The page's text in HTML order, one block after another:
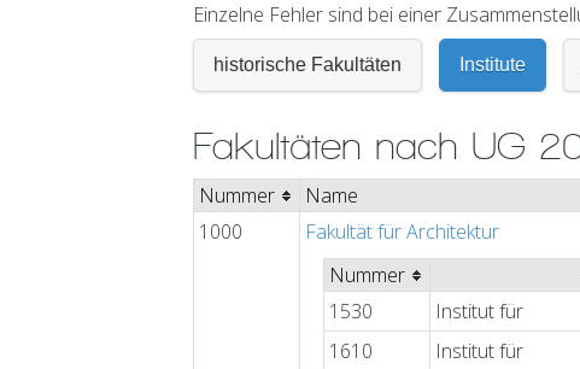
Einzelne Fehler sind bei einer
historische Fakultäten Institute
Fakultäten nach UG
Nummer Name
1000
Fakultät für Architektur
Nummer
1530
Institut für
1610
Institut für